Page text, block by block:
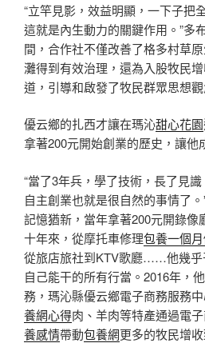
“立竿見影，效益明顯，一下子把
這就是內生動力的關鍵作用。”多
間，合作社不僅改善了格多村草
灘得到有效治理，還為入股牧民
道，引導和啟發了牧民群眾思想
優云鄉的扎西才讓在瑪沁甜心花園
拿著200元開始創業的歷史，讓他
“當了3年兵，學了技術，長了見
自主創業也就是很自然的事情了
記憶猶新，當年拿著200元開錄像
十年來，從摩托車修理包養一個
從旅店旅社到KTV歌廳……他幾乎
自己能干的所有行當。2016年，
務，瑪沁縣優云鄉電子商務服務
養網心得肉、羊肉等特產通過電
養感情帶動包養網更多的牧民增